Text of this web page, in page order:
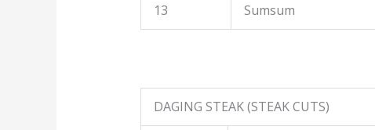
13 Sumsum
DAGING STEAK (STEAK CUTS)